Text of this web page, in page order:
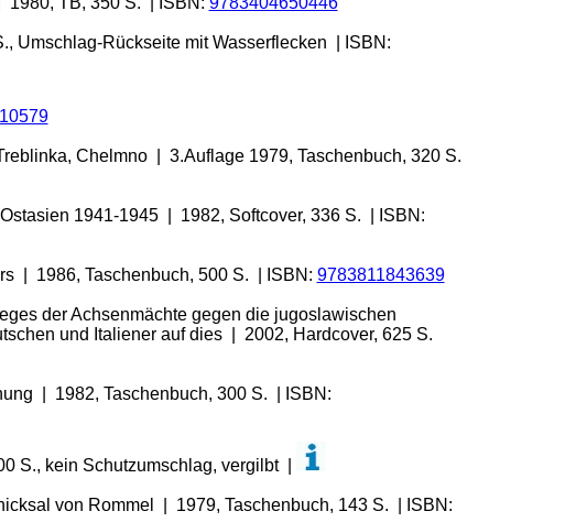
Umschlag-Rückseite mit Wasserflecken | ISBN:
Chelmno | 3.Auflage 1979, Taschenbuch, 320 S.
1941-1945 | 1982, Softcover, 336 S. | ISBN:
| 1986, Taschenbuch, 500 S. | ISBN: 9783811843639
der Achsenmächte gegen die jugoslawischen
und Italiener auf dies | 2002, Hardcover, 625 S.
| 1982, Taschenbuch, 300 S. | ISBN:
S., kein Schutzumschlag, vergilbt |
von Rommel | 1979, Taschenbuch, 143 S. | ISBN: